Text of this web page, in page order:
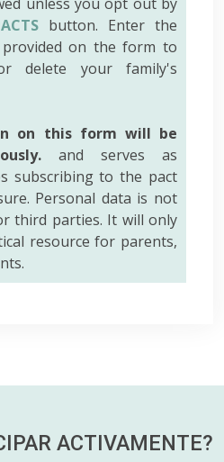
button. Enter the
on the form to
delete your family's
on this form will be
and serves as
subscribing to the pact
Personal data is not
third parties. It will only
resource for parents,
ACTIVAMENTE?